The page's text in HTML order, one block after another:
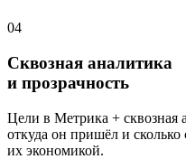
04
Сквозная аналитика
и прозрачность
Цели в Метрика + сквозная
откуда он пришёл и
их экономикой.